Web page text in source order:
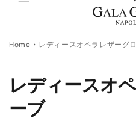
Home レディースオペラレザーグ
コ
レ
レディースオ
ーブ